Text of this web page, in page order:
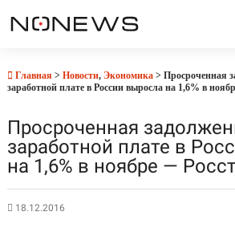
Главная > Новости, Экономика> Просроченная
заработной плате в России выросла на 1,6% в
Просроченная
заработной плате в
на 1,6% в ноябре —
18.12.2016